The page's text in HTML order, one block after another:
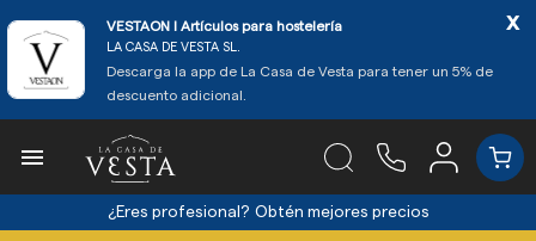
VESTAON l Artículos para hostelería
LA CASA DE VESTA SL.
Descarga la app de La Casa de Vesta para tener un 5% de
descuento adicional.
x

¿Eres profesional? Obtén mejores precios